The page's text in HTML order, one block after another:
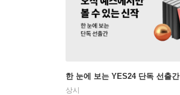
한 눈에 보는 YES24 단독 선출간
상시